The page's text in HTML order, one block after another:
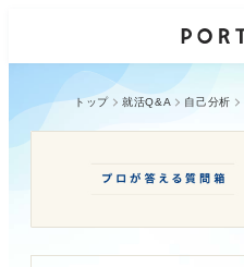
トップ 就活Q&A 自己分析